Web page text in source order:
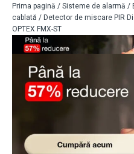
Prima pagină / Sisteme de alarmă /
cablată / Detector de miscare PIR
OPTEX FMX-ST